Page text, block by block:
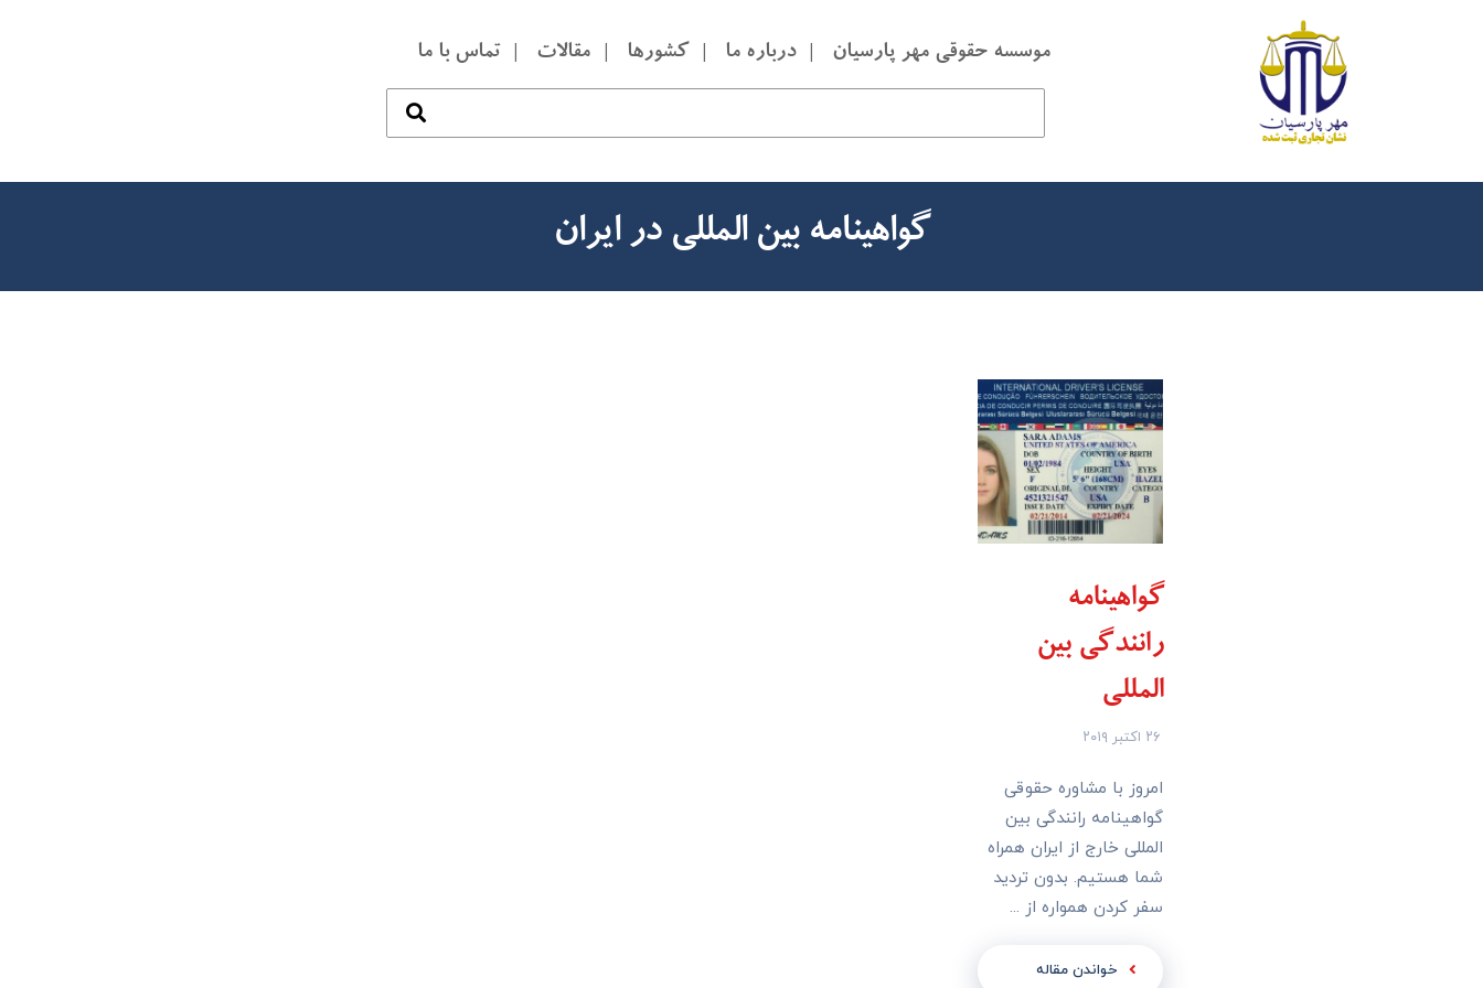
موسسه حقوقی مهر پارسیان درباره ما کشورها مقالات تماس با ما
گواهینامه بین المللی در ایران
گواهینامه
رانندگی بین
المللی
۲۶ اکتبر ۲۰۱۹
امروز با مشاوره حقوقی
گواهینامه رانندگی بین
المللی خارج از ایران همراه
شما هستیم. بدون تردید
سفر کردن همواره از ...
خواندن مقاله